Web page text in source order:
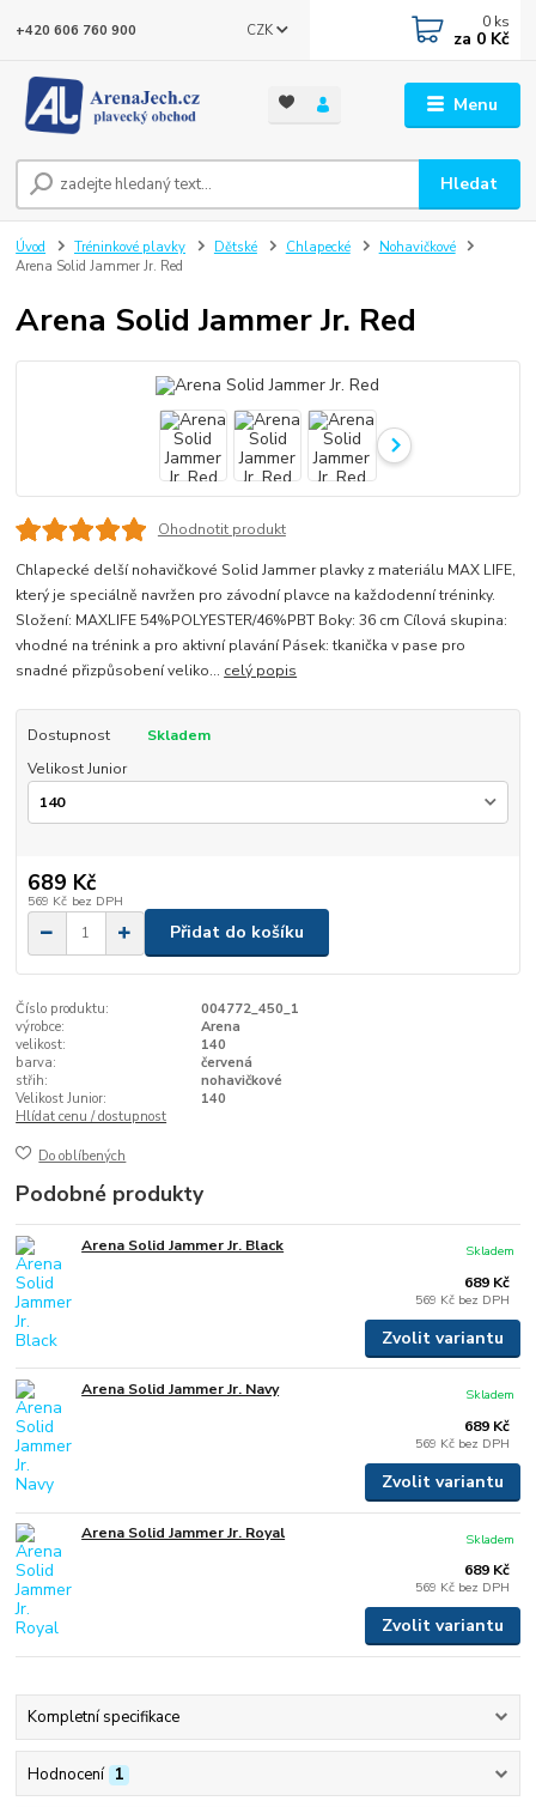
Menu
CZK
Hledat
+420 606 760 900 0 ks
za 0 Kč
Úvod Tréninkové plavky Dětské Chlapecké
Nohavičkové
Arena Solid Jammer Jr. Red
Arena Solid Jammer Jr. Red
Ohodnotit produkt
Chlapecké delší nohavičkové Solid Jammer plavky z materiálu MAX LIFE,
který je speciálně navržen pro závodní plavce na každodenní tréninky.
Složení: MAXLIFE 54%POLYESTER/46%PBT Boky: 36 cm Cílová skupina:
vhodné na trénink a pro aktivní plavání Pásek: tkanička v pase pro
snadné přizpůsobení veliko... celý popis
Dostupnost
Skladem
Velikost Junior
689 Kč
569 Kč bez DPH
Přidat do košíku
Číslo produktu:
004772_450_1
výrobce:
Arena
velikost:
140
barva:
červená
střih:
nohavičkové
Velikost Junior:
140
Hlídat cenu / dostupnost
Do oblíbených
Podobné produkty
Arena Solid Jammer Jr. Black
689 Kč
569 Kč bez DPH
Skladem
Zvolit variantu
Arena Solid Jammer Jr. Navy
689 Kč
569 Kč bez DPH
Skladem
Zvolit variantu
Arena Solid Jammer Jr. Royal
689 Kč
569 Kč bez DPH
Skladem
Zvolit variantu
Kompletní specifikace
Hodnocení 1